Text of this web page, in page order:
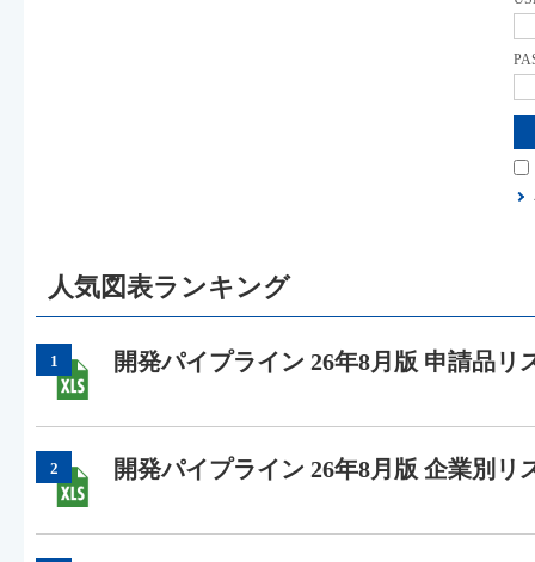
人気図表ランキング
1 開発パイプライン 26年8月版 申請品リ
2 開発パイプライン 26年8月版 企業別リ